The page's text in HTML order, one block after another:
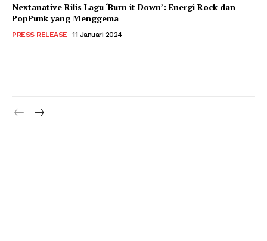
Nextanative Rilis Lagu ‘Burn it Down’: Energi Rock dan
PopPunk yang Menggema
PRESS RELEASE 11 Januari 2024